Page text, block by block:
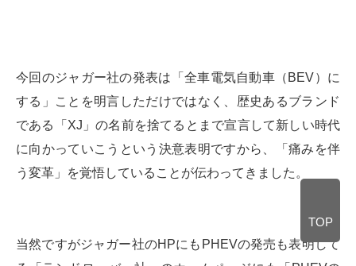
今回のジャガー社の発表は「全車電気自動車（BEV）に
する」ことを明言しただけではなく、歴史あるブランド
である「XJ」の名前を捨てるとまで宣言して新しい時代
に向かっていこうという決意表明ですから、「痛みを伴
う変革」を覚悟していることが伝わってきました。
当然ですがジャガー社のHPにもPHEVの発売も表明して
TOP